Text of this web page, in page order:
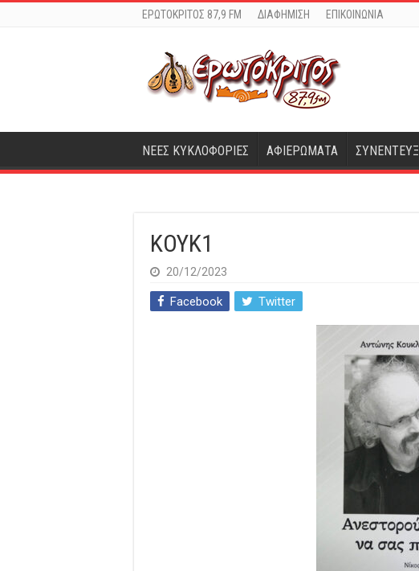
ΕΡΩΤΟΚΡΙΤΟΣ 87,9 FM ΔΙΑΦΗΜΙΣΗ ΕΠΙΚΟΙΝΩΝΙΑ
ΝΕΕΣ ΚΥΚΛΟΦΟΡΙΕΣ ΑΦΙΕΡΩΜΑΤΑ
KOYK1
20/12/2023
Facebook Twitter